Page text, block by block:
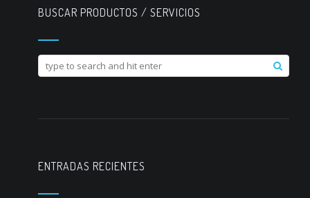
BUSCAR PRODUCTOS / SERVICIOS
ENTRADAS RECIENTES